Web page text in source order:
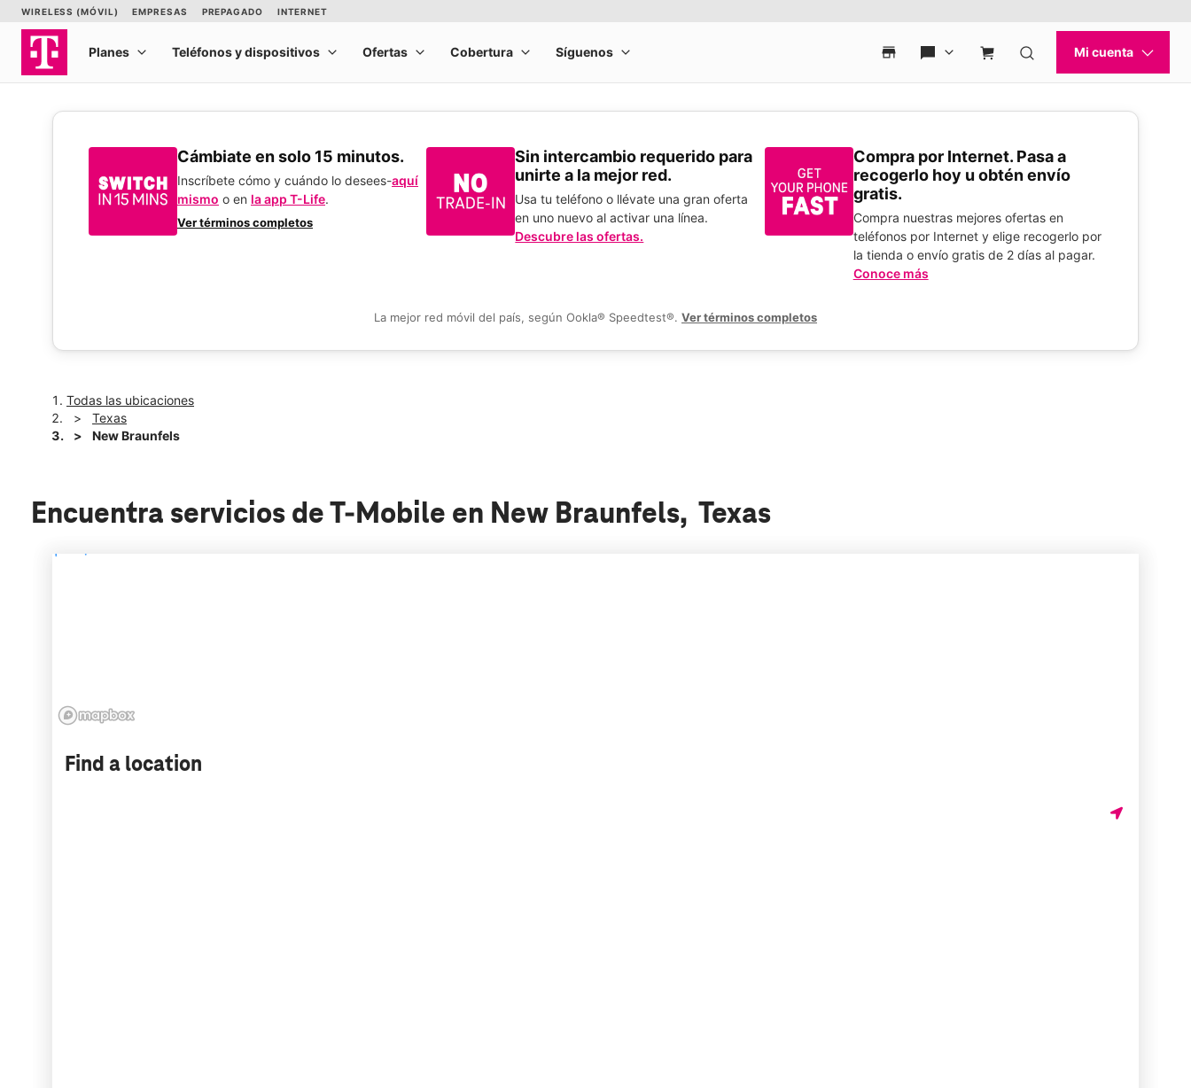
​​​​​​​Cámbiate en solo 15 minutos.
Inscríbete cómo y cuándo lo desees-aquí
mismo o en la app T-Life.
Ver términos completos
Sin intercambio requerido para
unirte a la mejor red.
Usa tu teléfono o llévate una gran oferta
en uno nuevo al activar una línea.
Descubre las ofertas.
Compra por Internet. Pasa a
recogerlo hoy u obtén envío
gratis.
Compra nuestras mejores ofertas en
teléfonos por Internet y elige recogerlo por
la tienda o envío gratis de 2 días al pagar.
Conoce más
La mejor red móvil del país, según Ookla® Speedtest®. Ver términos completos
Todas las ubicaciones
Texas
New Braunfels
Encuentra servicios de T-Mobile en New Braunfels, Texas
Find a location